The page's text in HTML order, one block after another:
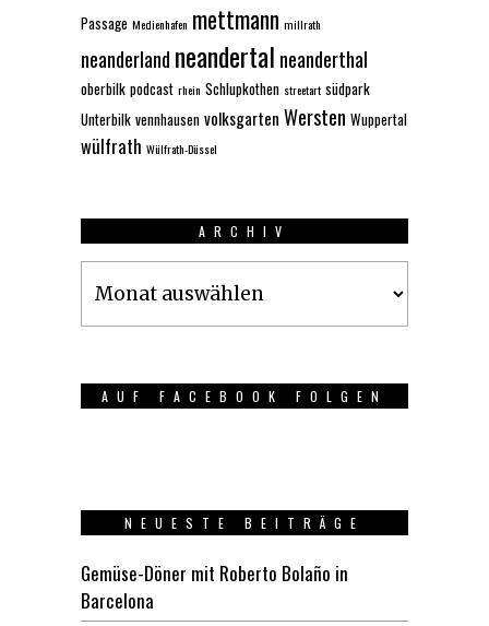
Passage Medienhafen mettmann millrath
neanderland neandertal neanderthal
oberbilk podcast rhein Schlupkothen streetart südpark
Unterbilk vennhausen volksgarten Wersten Wuppertal
wülfrath Wülfrath-Düssel
ARCHIV
AUF FACEBOOK FOLGEN
NEUESTE BEITRÄGE
Gemüse-Döner mit Roberto Bolaño in
Barcelona